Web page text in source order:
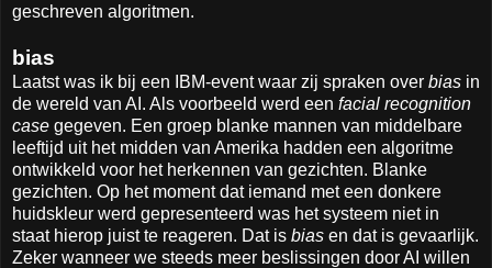
geschreven algoritmen.
bias
Laatst was ik bij een IBM-event waar zij spraken over bias in
de wereld van AI. Als voorbeeld werd een facial recognition
case gegeven. Een groep blanke mannen van middelbare
leeftijd uit het midden van Amerika hadden een algoritme
ontwikkeld voor het herkennen van gezichten. Blanke
gezichten. Op het moment dat iemand met een donkere
huidskleur werd gepresenteerd was het systeem niet in
staat hierop juist te reageren. Dat is bias en dat is gevaarlijk.
Zeker wanneer we steeds meer beslissingen door AI willen